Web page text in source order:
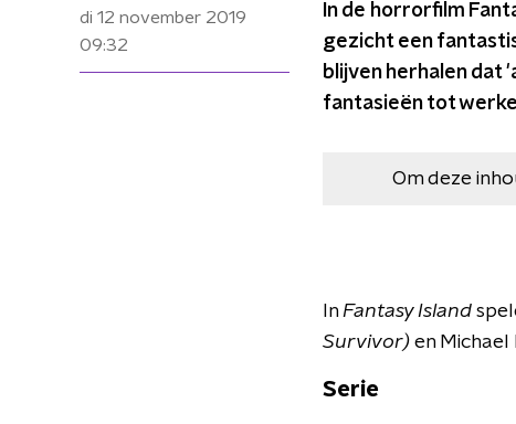
di 12 november 2019
09:32
In de horrorfilm
gezicht een
blijven herhalen dat
fantasieën tot
Om deze
InFantasy Island
Survivor) en Michael
Serie